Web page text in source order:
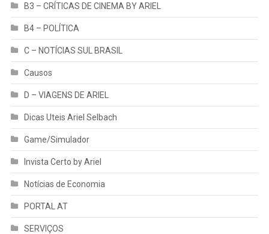
B3 – CRÍTICAS DE CINEMA BY ARIEL
B4 – POLÍTICA
C – NOTÍCIAS SUL BRASIL
Causos
D – VIAGENS DE ARIEL
Dicas Uteis Ariel Selbach
Game/Simulador
Invista Certo by Ariel
Notícias de Economia
PORTAL AT
SERVIÇOS